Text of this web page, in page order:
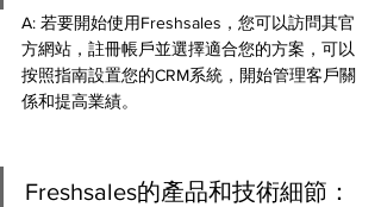
A: 若要開始使用Freshsales，您可以訪問其官
方網站，註冊帳戶並選擇適合您的方案，可以
按照指南設置您的CRM系統，開始管理客戶關
係和提高業績。
Freshsales的產品和技術細節：